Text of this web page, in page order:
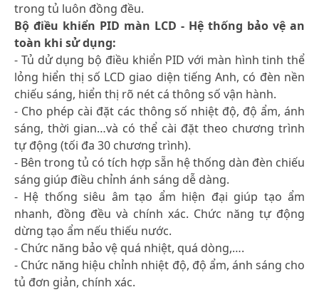
trong tủ luôn đồng đều.
Bộ điều khiển PID màn LCD - Hệ thống bảo vệ an
toàn khi sử dụng:
- Tủ dử dụng bộ điều khiển PID với màn hình tinh thể
lỏng hiển thị số LCD giao diện tiếng Anh, có đèn nền
chiếu sáng, hiển thị rõ nét cá thông số vận hành.
- Cho phép cài đặt các thông số nhiệt độ, độ ẩm, ánh
sáng, thời gian…và có thể cài đặt theo chương trình
tự động (tối đa 30 chương trình).
- Bên trong tủ có tích hợp sẵn hệ thống dàn đèn chiếu
sáng giúp điều chỉnh ánh sáng dễ dàng.
- Hệ thống siêu âm tạo ẩm hiện đại giúp tạo ẩm
nhanh, đồng đều và chính xác. Chức năng tự động
dừng tạo ẩm nếu thiếu nước.
- Chức năng bảo vệ quá nhiệt, quá dòng,….
- Chức năng hiệu chỉnh nhiệt độ, độ ẩm, ánh sáng cho
tủ đơn giản, chính xác.